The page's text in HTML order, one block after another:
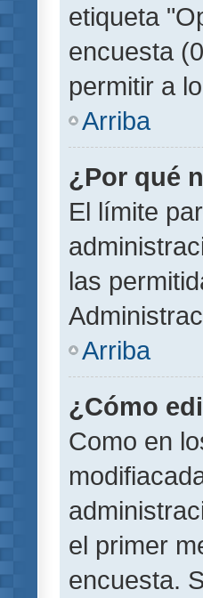
etiqueta
encuesta
permitir a
Arriba
¿Por qué
El límite
las
Arriba
¿Cómo
Como en
el primer
encuesta.